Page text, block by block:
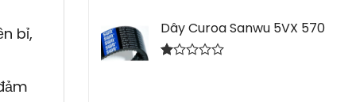
Dây Curoa Sanwu 5VX 570
bỉ,